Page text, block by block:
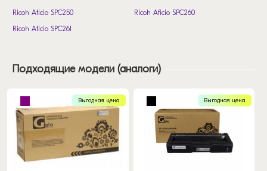
Ricoh Aficio SPC250
Ricoh Aficio SPC260
Ricoh Aficio SPC261
Подходящие модели (аналоги)
Выгодная цена Выгодная цена